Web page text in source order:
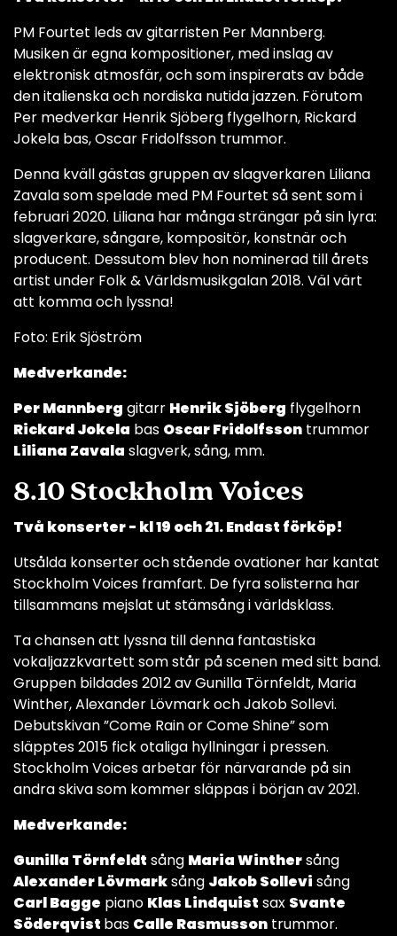
PM Fourtet leds av gitarristen Per Mannberg.
Musiken är egna kompositioner, med inslag av
elektronisk atmosfär, och som inspirerats av både
den italienska och nordiska nutida jazzen. Förutom
Per medverkar Henrik Sjöberg flygelhorn, Rickard
Jokela bas, Oscar Fridolfsson trummor.
Denna kväll gästas gruppen av slagverkaren Liliana
Zavala som spelade med PM Fourtet så sent som i
februari 2020. Liliana har många strängar på sin lyra:
slagverkare, sångare, kompositör, konstnär och
producent. Dessutom blev hon nominerad till årets
artist under Folk & Världsmusikgalan 2018. Väl värt
att komma och lyssna!
Foto: Erik Sjöström
Medverkande:
Per Mannberg gitarr Henrik Sjöberg flygelhorn
Rickard Jokela bas Oscar Fridolfsson trummor
Liliana Zavala slagverk, sång, mm.
8.10 Stockholm Voices
Två konserter - kl 19 och 21. Endast förköp!
Utsålda konserter och stående ovationer har kantat
Stockholm Voices framfart. De fyra solisterna har
tillsammans mejslat ut stämsång i världsklass.
Ta chansen att lyssna till denna fantastiska
vokaljazzkvartett som står på scenen med sitt band.
Gruppen bildades 2012 av Gunilla Törnfeldt, Maria
Winther, Alexander Lövmark och Jakob Sollevi.
Debutskivan ”Come Rain or Come Shine” som
släpptes 2015 fick otaliga hyllningar i pressen.
Stockholm Voices arbetar för närvarande på sin
andra skiva som kommer släppas i början av 2021.
Medverkande:
Gunilla Törnfeldt sång Maria Winthersång
Alexander Lövmarksång Jakob Sollevi sång
Carl Bagge piano Klas Lindquist sax Svante
Söderqvist bas Calle Rasmusson trummor.